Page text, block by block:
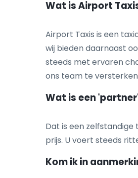
Wat is Airport
Airport Taxis is een
wij bieden daarnaast
steeds met ervaren
ons team te
Wat ​is een
Dat is een
prijs. U voert steeds
Kom ik in